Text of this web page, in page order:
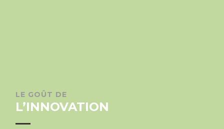
LE GOÛT DE
L’INNOVATION